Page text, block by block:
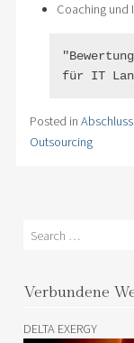
Coaching und
für IT
Posted in
Outsourcing
Search
Verbundene
DELTA EXERGY